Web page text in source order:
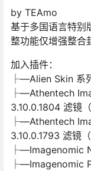
by TEAmo
基于多国语言特别
整功能仅增强整合
加入插件：
├—Alien Skin 系
├—Athentech
3.10.0.1804 滤镜（
├—Athentech
3.10.0.1793 滤镜（
├—Imagenomic
├—Imagenomic